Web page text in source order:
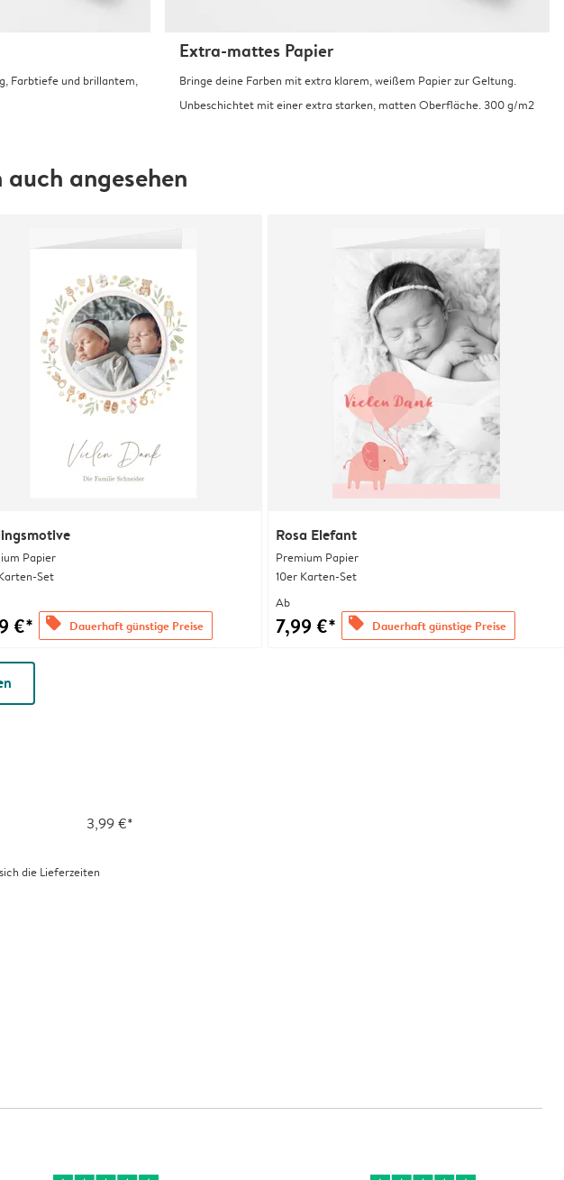
Farbtiefe und brillantem,
Extra-mattes Papier
Bringe deine Farben mit extra klarem, weißem Papier zur Geltung.
Unbeschichtet mit einer extra starken, matten Oberfläche. 300 g/m2
angesehen
Papier
Set
€* offers Dauerhaft günstige Preise
Rosa Elefant
Premium Papier
10er Karten-Set
Ab
7,99 €* offers Dauerhaft günstige Preise
3,99 €*
die Lieferzeiten